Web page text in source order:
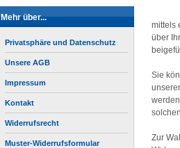
Mehr über...
Privatsphäre und Datenschutz
Unsere AGB
Impressum
Kontakt
Widerrufsrecht
Muster-Widerrufsformular
mittels
über
Sie
Zur